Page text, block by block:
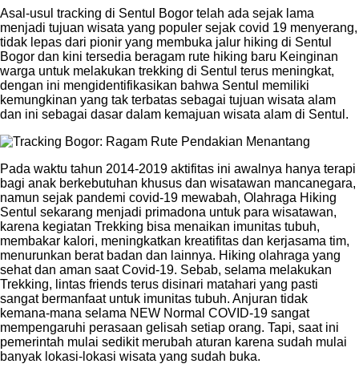
Asal-usul tracking di Sentul Bogor telah ada sejak lama
menjadi tujuan wisata yang populer sejak covid 19 menyerang,
tidak lepas dari pionir yang membuka jalur hiking di Sentul
Bogor dan kini tersedia beragam rute hiking baru Keinginan
warga untuk melakukan trekking di Sentul terus meningkat,
dengan ini mengidentifikasikan bahwa Sentul memiliki
kemungkinan yang tak terbatas sebagai tujuan wisata alam
dan ini sebagai dasar dalam kemajuan wisata alam di Sentul.
Pada waktu tahun 2014-2019 aktifitas ini awalnya hanya terapi
bagi anak berkebutuhan khusus dan wisatawan mancanegara,
namun sejak pandemi covid-19 mewabah, Olahraga Hiking
Sentul sekarang menjadi primadona untuk para wisatawan,
karena kegiatan Trekking bisa menaikan imunitas tubuh,
membakar kalori, meningkatkan kreatifitas dan kerjasama tim,
menurunkan berat badan dan lainnya. Hiking olahraga yang
sehat dan aman saat Covid-19. Sebab, selama melakukan
Trekking, lintas friends terus disinari matahari yang pasti
sangat bermanfaat untuk imunitas tubuh. Anjuran tidak
kemana-mana selama NEW Normal COVID-19 sangat
mempengaruhi perasaan gelisah setiap orang. Tapi, saat ini
pemerintah mulai sedikit merubah aturan karena sudah mulai
banyak lokasi-lokasi wisata yang sudah buka.